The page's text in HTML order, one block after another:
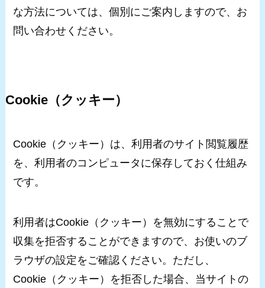
な方法については、個別にご案内しますので、お
問い合わせください。
Cookie（クッキー）
Cookie（クッキー）は、利用者のサイト閲覧履歴
を、利用者のコンピュータに保存しておく仕組み
です。
利用者はCookie（クッキー）を無効にすることで
収集を拒否することができますので、お使いのブ
ラウザの設定をご確認ください。ただし、
Cookie（クッキー）を拒否した場合、当サイトの